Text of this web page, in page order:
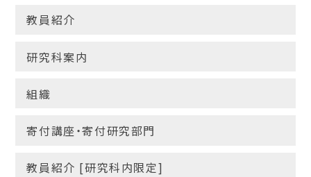
教員紹介
研究科案内
組織
寄付講座・寄付研究部門
教員紹介 [研究科内限定]